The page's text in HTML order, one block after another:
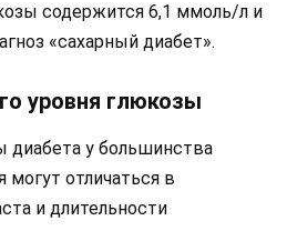
содержится 6,1 ммоль/л и
«сахарный диабет».
уровня глюкозы
у большинства
могут отличаться в
и длительности